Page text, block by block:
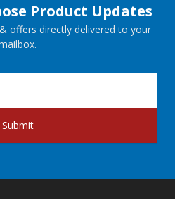
Product Updates
offers directly delivered to your
Submit